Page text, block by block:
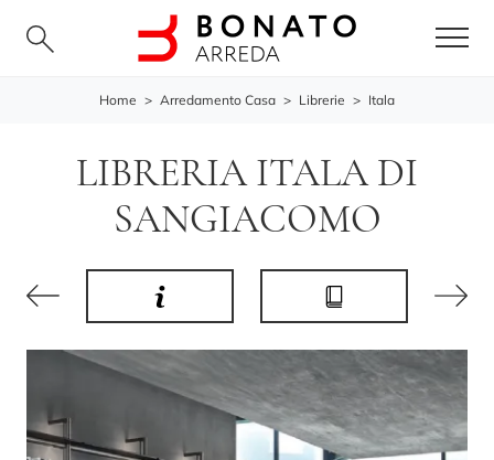
Home > Arredamento Casa > Librerie > Itala
LIBRERIA ITALA DI
SANGIACOMO